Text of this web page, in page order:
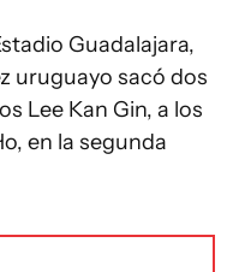
Guadalajara,
uruguayo sacó dos
Lee Kan Gin, a los
en la segunda